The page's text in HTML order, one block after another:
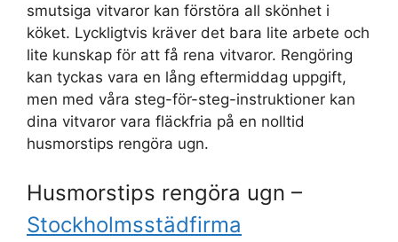
smutsiga vitvaror kan förstöra all skönhet i
köket. Lyckligtvis kräver det bara lite arbete och
lite kunskap för att få rena vitvaror. Rengöring
kan tyckas vara en lång eftermiddag uppgift,
men med våra steg-för-steg-instruktioner kan
dina vitvaror vara fläckfria på en nolltid
husmorstips rengöra ugn.
Husmorstips rengöra ugn –
Stockholmsstädfirma